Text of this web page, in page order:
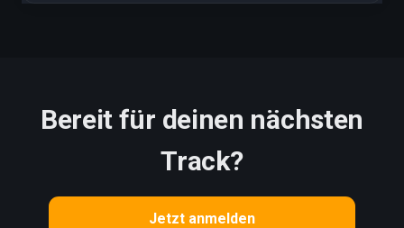
Bereit für deinen nächsten
Track?
Jetzt anmelden